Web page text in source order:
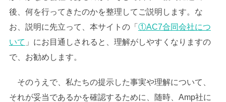
後、何を行ってきたのかを整理してご説明します。な
お、説明に先立って、本サイトの「 ①AC7合同会社につ
いて 」にお目通しされると、理解がしやすくなりますの
で、お勧めします。
そのうえで、私たちの提示した事実や理解について、
それが妥当であるかを確認するために、随時、Amp社に